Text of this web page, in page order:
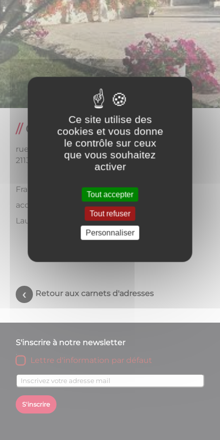
Chambres d'hôtes
rue du centre
21130
François et Sandrine seront heureux de vous
accueillir dans leurs chambres d'hôtes "Les
Laurentides". Découvrez leur site.
Retour aux carnets d'adresses
S'inscrire à notre newsletter
Lettre d'information par défaut
S'inscrire
Ce site utilise des
cookies et vous donne
le contrôle sur ceux
que vous souhaitez
activer
Tout accepter
Tout refuser
Personnaliser